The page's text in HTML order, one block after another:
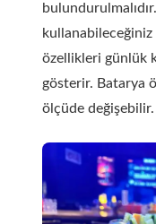
kullanabileceğiniz
özellikleri günlük
gösterir. Batarya
ölçüde değişebilir.